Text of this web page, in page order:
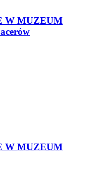
W MUZEUM
W MUZEUM